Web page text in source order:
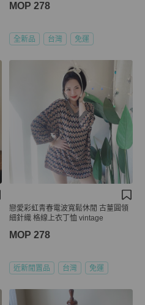
MOP 278
全新品 台灣 免運
戀愛彩虹青春電波寬鬆休閒 古蕫圓領
細針織 格線上衣丁恤 vintage
MOP 278
近新閒置品 台灣 免運